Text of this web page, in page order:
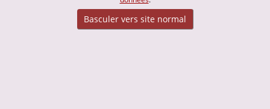
Basculer vers site normal